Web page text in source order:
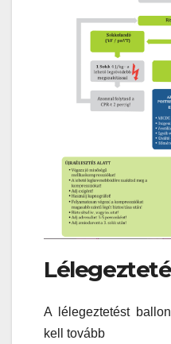
A lélegeztetést
kell tovább